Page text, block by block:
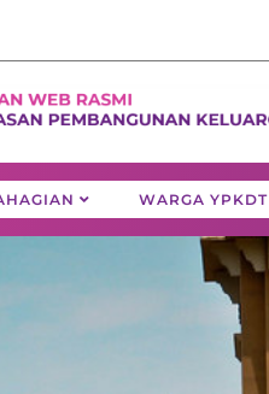
WARGA YPKDT